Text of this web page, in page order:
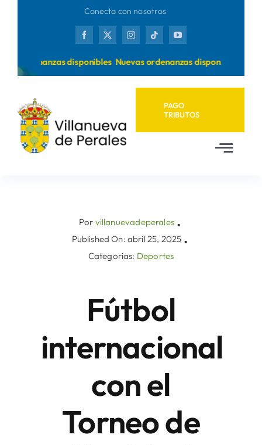
Conecta con nosotros
ordenanzas disponibles Nuevas ordenanzas disponibles
PAGO
TRIBUTOS
Ayuntamiento
Sede Electrónica
Por villanuevadeperales ▪
Published On: abril 25, 2025 ▪
Categorías: Deportes
Fútbol
internacional
con el
Torneo de